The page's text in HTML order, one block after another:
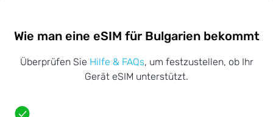
Wie man eine eSIM für Bulgarien bekommt
Überprüfen Sie Hilfe & FAQs, um festzustellen, ob Ihr
Gerät eSIM unterstützt.